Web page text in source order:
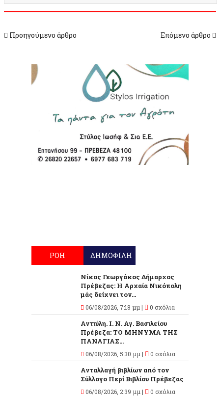
Προηγούμενο άρθρο Επόμενο άρθρο
ΡΟΗ ΔΗΜΟΦΙΛΗ
Νίκος Γεωργάκος Δήμαρχος
Πρέβεζας: Η Αρχαία Νικόπολη
μάς δείχνει τον...
06/08/2026, 7:18 μμ | 0 σχόλια
Αντιύλη. Ι. Ν. Αγ. Βασιλείου
Πρέβεζα: ΤΟ ΜΗΝΥΜΑ ΤΗΣ
ΠΑΝΑΓΙΑΣ...
06/08/2026, 5:30 μμ | 0 σχόλια
Ανταλλαγή βιβλίων από τον
Σύλλογο Περί Βιβλίου Πρέβεζας
06/08/2026, 2:39 μμ | 0 σχόλια